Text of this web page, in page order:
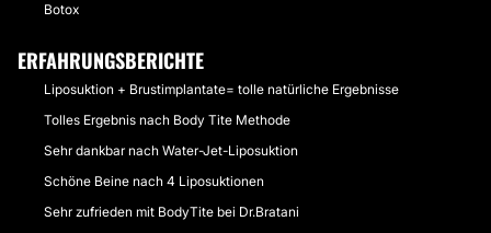
Botox
ERFAHRUNGSBERICHTE
Liposuktion + Brustimplantate= tolle natürliche Ergebnisse
Tolles Ergebnis nach Body Tite Methode
Sehr dankbar nach Water-Jet-Liposuktion
Schöne Beine nach 4 Liposuktionen
Sehr zufrieden mit BodyTite bei Dr.Bratani